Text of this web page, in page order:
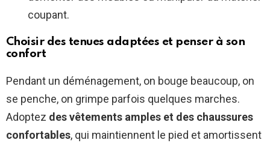
coupant.
Choisir des tenues adaptées et penser à son
confort
Pendant un déménagement, on bouge beaucoup, on
se penche, on grimpe parfois quelques marches.
Adoptez des vêtements amples et des chaussures
confortables, qui maintiennent le pied et amortissent